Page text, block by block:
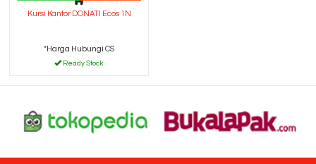
Kursi Kantor DONATI Ecos 1N
*Harga Hubungi CS
Ready Stock